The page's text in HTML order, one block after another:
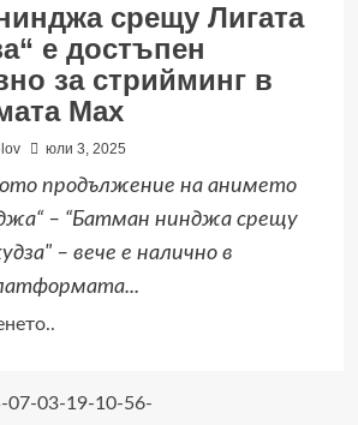
OPTIMISM“,
ЗА
ДА
РАЗПРОСТРАНИ
ПОСЛАНИЕТО,
„ЖИВОТЪТ
ХУБАВ“
ЧРЕЗ
срещу Лигата
е достъпен
за стрийминг в
Max
юли 3, 2025
продължение на анимето
– “Батман нинджа срещу
– вече е налично в
“Батман